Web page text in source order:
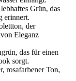
Grün, das
erinnert.
der
Eleganz
das für einen
sorgt.
rosafarbener Ton,